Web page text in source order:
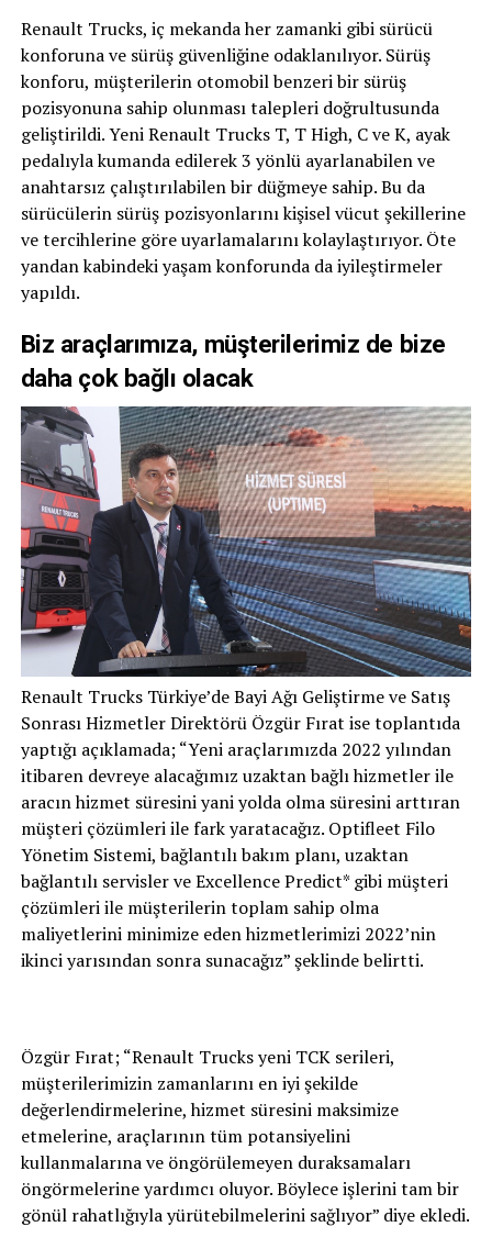
Renault Trucks, iç mekanda her zamanki gibi sürücü
konforuna ve sürüş güvenliğine odaklanılıyor. Sürüş
konforu, müşterilerin otomobil benzeri bir sürüş
pozisyonuna sahip olunması talepleri doğrultusunda
geliştirildi. Yeni Renault Trucks T, T High, C ve K, ayak
pedalıyla kumanda edilerek 3 yönlü ayarlanabilen ve
anahtarsız çalıştırılabilen bir düğmeye sahip. Bu da
sürücülerin sürüş pozisyonlarını kişisel vücut şekillerine
ve tercihlerine göre uyarlamalarını kolaylaştırıyor. Öte
yandan kabindeki yaşam konforunda da iyileştirmeler
yapıldı.
Biz araçlarımıza, müşterilerimiz de bize
daha çok bağlı olacak
Renault Trucks Türkiye’de Bayi Ağı Geliştirme ve Satış
Sonrası Hizmetler Direktörü Özgür Fırat ise toplantıda
yaptığı açıklamada; “Yeni araçlarımızda 2022 yılından
itibaren devreye alacağımız uzaktan bağlı hizmetler ile
aracın hizmet süresini yani yolda olma süresini arttıran
müşteri çözümleri ile fark yaratacağız. Optifleet Filo
Yönetim Sistemi, bağlantılı bakım planı, uzaktan
bağlantılı servisler ve Excellence Predict* gibi müşteri
çözümleri ile müşterilerin toplam sahip olma
maliyetlerini minimize eden hizmetlerimizi 2022’nin
ikinci yarısından sonra sunacağız” şeklinde belirtti.
Özgür Fırat; “Renault Trucks yeni TCK serileri,
müşterilerimizin zamanlarını en iyi şekilde
değerlendirmelerine, hizmet süresini maksimize
etmelerine, araçlarının tüm potansiyelini
kullanmalarına ve öngörülemeyen duraksamaları
öngörmelerine yardımcı oluyor. Böylece işlerini tam bir
gönül rahatlığıyla yürütebilmelerini sağlıyor” diye ekledi.